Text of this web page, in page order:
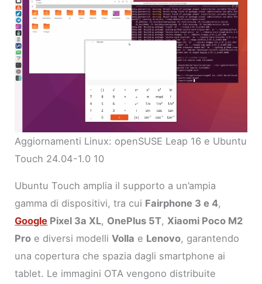
Aggiornamenti Linux: openSUSE Leap 16 e Ubuntu
Touch 24.04-1.0 10
Ubuntu Touch amplia il supporto a un’ampia
gamma di dispositivi, tra cui Fairphone 3 e 4,
Google Pixel 3a XL, OnePlus 5T, Xiaomi Poco M2
Pro e diversi modelliVolla e Lenovo, garantendo
una copertura che spazia dagli smartphone ai
tablet. Le immagini OTA vengono distribuite